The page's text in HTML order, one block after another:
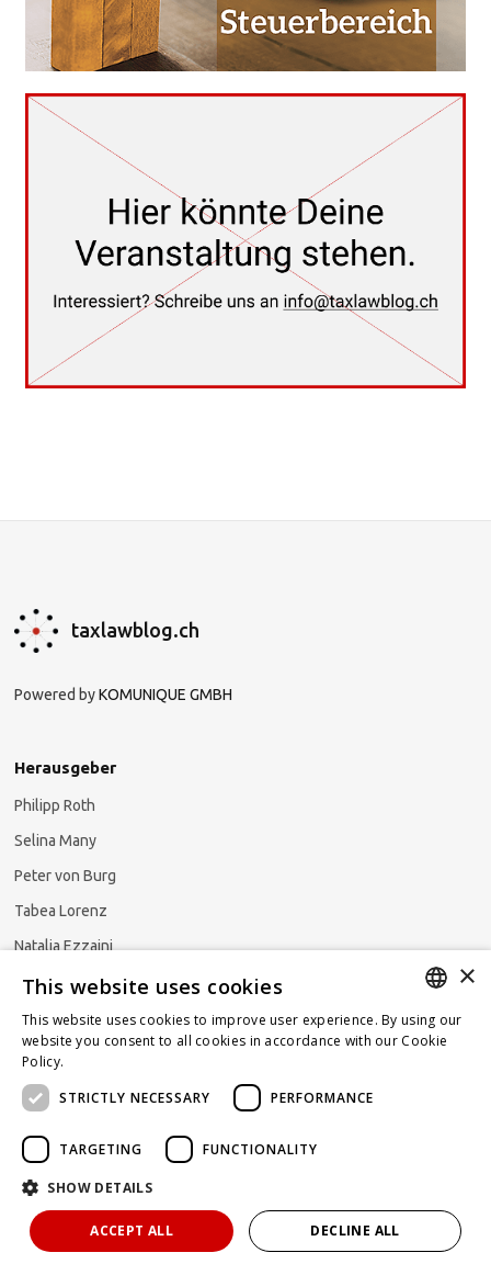
taxlawblog.ch
Powered byKOMUNIQUE GMBH
Herausgeber
Philipp Roth
Selina Many
Peter von Burg
Tabea Lorenz
Natalja Ezzaini
Newsletter abonnieren
Powered byKOMUNIQUE
hello@taxlawblog.ch
IMPRESSUM
DATENSCHUTZ HAFTUNGSAUSSCHLUSS
GERMAN
×
This website uses cookies
This website uses cookies to improve user experience. By using our
website you consent to all cookies in accordance with our Cookie
Policy.
STRICTLY NECESSARY
PERFORMANCE
TARGETING FUNCTIONALITY
SHOW DETAILS
ACCEPT ALL DECLINE ALL